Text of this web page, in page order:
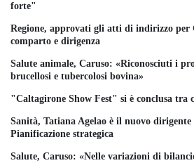
forte"
Regione, approvati gli atti di indirizzo per
comparto e dirigenza
Salute animale, Caruso: «Riconosciuti i
brucellosi e tubercolosi bovina»
"Caltagirone Show Fest" si è conclusa tra
Sanità, Tatiana Agelao è il nuovo dirigente
Pianificazione strategica
Salute, Caruso: «Nelle variazioni di